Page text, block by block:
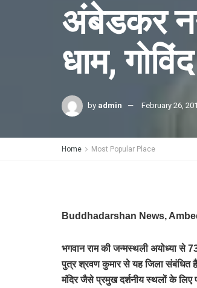
अंबेडकर
धाम,
by admin February 26,
Home Most Popular Place
Buddhadarshan News,
भगवान राम की जन्मस्थली अयोध्या से
पुत्र श्रवण कुमार से यह जिला संबंधित
मंदिर जैसे प्रमुख दर्शनीय स्थलों के लिए